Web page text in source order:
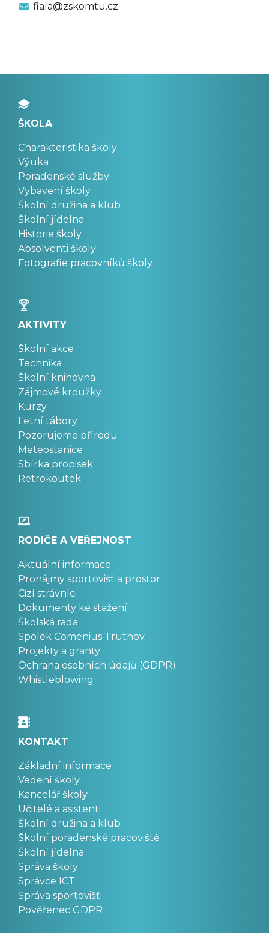
fiala@zskomtu.cz
ŠKOLA
Charakteristika školy
Výuka
Poradenské služby
Vybavení školy
Školní družina a klub
Školní jídelna
Historie školy
Absolventi školy
Fotografie pracovníků školy
AKTIVITY
Školní akce
Technika
Školní knihovna
Zájmové kroužky
Kurzy
Letní tábory
Pozorujeme přírodu
Meteostanice
Sbírka propisek
Retrokoutek
RODIČE A VEŘEJNOST
Aktuální informace
Pronájmy sportovišť a prostor
Cizí strávníci
Dokumenty ke stažení
Školská rada
Spolek Comenius Trutnov
Projekty a granty
Ochrana osobních údajů (GDPR)
Whistleblowing
KONTAKT
Základní informace
Vedení školy
Kancelář školy
Učitelé a asistenti
Školní družina a klub
Školní poradenské pracoviště
Školní jídelna
Správa školy
Správce ICT
Správa sportovišť
Pověřenec GDPR